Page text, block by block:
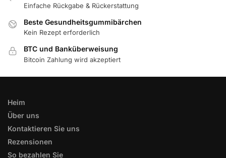
Einfache Rückgabe & Rückerstattung
Beste Gesundheitsgummibärchen
Kein Rezept erforderlich
BTC und Banküberweisung
Bitcoin Zahlung wird akzeptiert
Heim
Über uns
Kontaktieren Sie uns
Rezensionen
So bezahlen Sie